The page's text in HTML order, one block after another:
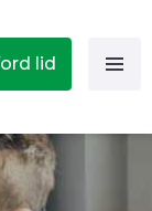
lid